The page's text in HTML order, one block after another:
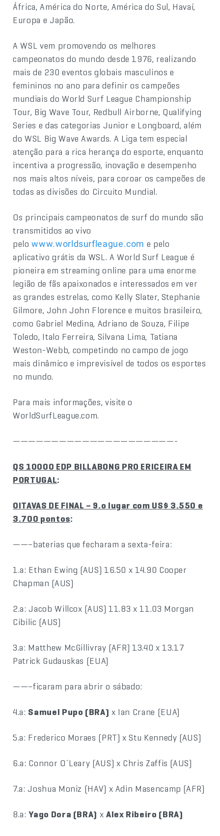
África, América do Norte, América do Sul, Havaí,
Europa e Japão.
A WSL vem promovendo os melhores
campeonatos do mundo desde 1976, realizando
mais de 230 eventos globais masculinos e
femininos no ano para definir os campeões
mundiais do World Surf League Championship
Tour, Big Wave Tour, Redbull Airborne, Qualifying
Series e das categorias Junior e Longboard, além
do WSL Big Wave Awards. A Liga tem especial
atenção para a rica herança do esporte, enquanto
incentiva a progressão, inovação e desempenho
nos mais altos níveis, para coroar os campeões de
todas as divisões do Circuito Mundial.
Os principais campeonatos de surf do mundo são
transmitidos ao vivo
pelowww.worldsurfleague.com e pelo
aplicativo grátis da WSL. A World Surf League é
pioneira em streaming online para uma enorme
legião de fãs apaixonados e interessados em ver
as grandes estrelas, como Kelly Slater, Stephanie
Gilmore, John John Florence e muitos brasileiro,
como Gabriel Medina, Adriano de Souza, Filipe
Toledo, Italo Ferreira, Silvana Lima, Tatiana
Weston-Webb, competindo no campo de jogo
mais dinâmico e imprevisível de todos os esportes
no mundo.
Para mais informações, visite o
WorldSurfLeague.com.
—————————————————————-
QS 10000 EDP BILLABONG PRO ERICEIRA EM
PORTUGAL:
OITAVAS DE FINAL – 9.o lugar com US$ 3.550 e
3.700 pontos:
——–baterias que fecharam a sexta-feira:
1.a: Ethan Ewing (AUS) 16.50 x 14.90 Cooper
Chapman (AUS)
2.a: Jacob Willcox (AUS) 11.83 x 11.03 Morgan
Cibilic (AUS)
3.a: Matthew McGillivray (AFR) 13.40 x 13.17
Patrick Gudauskas (EUA)
——–ficaram para abrir o sábado:
4.a: Samuel Pupo (BRA) x Ian Crane (EUA)
5.a: Frederico Moraes (PRT) x Stu Kennedy (AUS)
6.a: Connor O´Leary (AUS) x Chris Zaffis (AUS)
7.a: Joshua Moniz (HAV) x Adin Masencamp (AFR)
8.a:Yago Dora (BRA) x Alex Ribeiro (BRA)